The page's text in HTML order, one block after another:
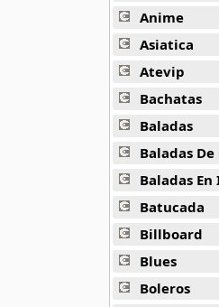
Antonio
30 músicas
Antonio
13 músicas
Arena
9 músicas
Asa De Aguia
28 músicas
Astrud
38 músicas
Anime
Asiatica
Atevip
Bachatas
Baladas
Baladas De
Baladas
Batucada
Billboard
Blues
Boleros